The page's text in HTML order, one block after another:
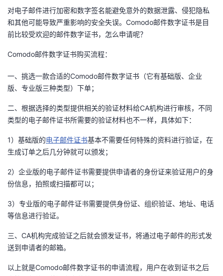
页
开
发
者
我
的
客
我
论
坛
的
圈
子
我
的
直
我
的
动
我
关
注
的
开
我
的
我
对电子邮件进行加密和数字签名能避免意外的数据泄露、侵犯隐私
和其他可能导致严重影响的安全失误。Comodo邮件数字证书是目
前比较受欢迎的邮件数字证书，怎么申请呢？
Comodo邮件数字证书购买流程：
一、挑选一款合适的Comodo邮件数字证书（它有基础版、企业
版、专业版三种类型）下单；
二、根据选择的类型提供相关的验证材料给CA机构进行审核，不同
类型的电子邮件证书所需要的验证材料也不一样，具体如下：
1）基础版的电子邮件证书基本不需要任何特殊的资料进行验证，在
生成订单之后几分钟就可以颁发；
2）企业版的电子邮件证书需要提供申请者的身份证来验证用户的身
份信息，拍照或扫描都可以；
3）专业版的电子邮件证书需要提供身份证、组织验证、地址、电话
等信息进行验证。
三、CA机构完成验证之后就会颁发证书，将通过电子邮件的形式发
送到申请者的邮箱。
以上就是Comodo邮件数字证书的申请流程，用户在收到证书之后